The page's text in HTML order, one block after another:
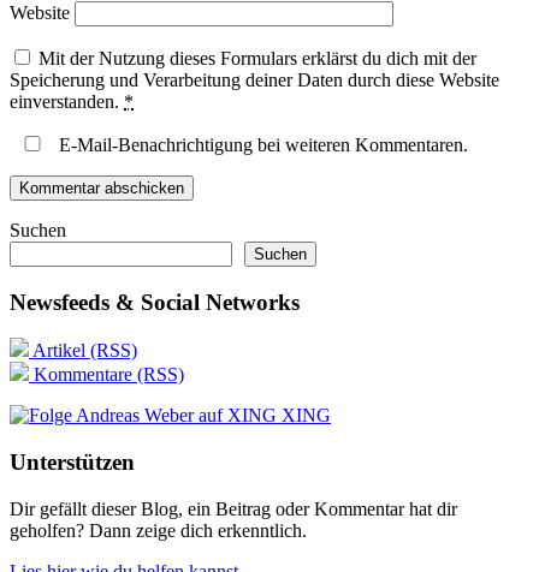
Website
Mit der Nutzung dieses Formulars erklärst du dich mit der
Speicherung und Verarbeitung deiner Daten durch diese Website
einverstanden. *
E-Mail-Benachrichtigung bei weiteren Kommentaren.
Suchen
Suchen
Newsfeeds & Social Networks
Artikel (RSS)
Kommentare (RSS)
XING
Unterstützen
Dir gefällt dieser Blog, ein Beitrag oder Kommentar hat dir
geholfen? Dann zeige dich erkenntlich.